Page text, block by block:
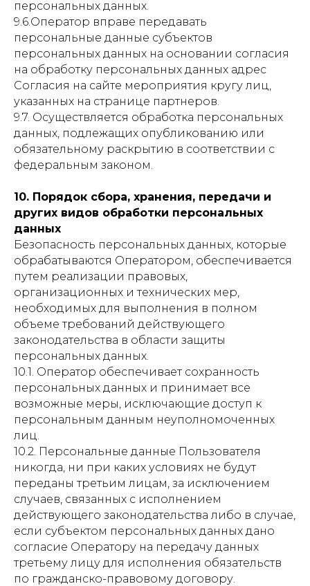
персональных данных.
9.6.Оператор вправе передавать
персональные данные субъектов
персональных данных на основании согласия
на обработку персональных данных адрес
Согласия на сайте мероприятия кругу лиц,
указанных на странице партнеров.
9.7. Осуществляется обработка персональных
данных, подлежащих опубликованию или
обязательному раскрытию в соответствии с
федеральным законом.
10. Порядок сбора, хранения, передачи и
других видов обработки персональных
данных
Безопасность персональных данных, которые
обрабатываются Оператором, обеспечивается
путем реализации правовых,
организационных и технических мер,
необходимых для выполнения в полном
объеме требований действующего
законодательства в области защиты
персональных данных.
10.1. Оператор обеспечивает сохранность
персональных данных и принимает все
возможные меры, исключающие доступ к
персональным данным неуполномоченных
лиц.
10.2. Персональные данные Пользователя
никогда, ни при каких условиях не будут
переданы третьим лицам, за исключением
случаев, связанных с исполнением
действующего законодательства либо в случае,
если субъектом персональных данных дано
согласие Оператору на передачу данных
третьему лицу для исполнения обязательств
по гражданско-правовому договору.